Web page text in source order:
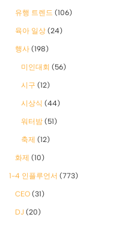
유행 트렌드 (106)
육아 일상 (24)
행사 (198)
미인대회 (56)
시구 (12)
시상식 (44)
워터밤 (51)
축제 (12)
화제 (10)
1-4 인플루언서 (773)
CEO (31)
DJ (20)